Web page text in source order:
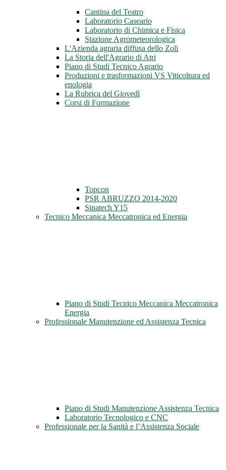
Cantina del Teatro
Laboratorio Caseario
Laboratorio di Chimica e Fisica
Stazione Agrometeorologica
L'Azienda agraria diffusa dello Zoli
La Storia dell'Agrario di Atri
Piano di Studi Tecnico Agrario
Produzioni e trasformazioni VS Viticoltura ed
enologia
La Rubrica del Giovedì
Corsi di Formazione
Topcon
PSR ABRUZZO 2014-2020
Sinatech Y15
Tecnico Meccanica Meccatronica ed Energia
Piano di Studi Tecnico Meccanica Meccatronica
Energia
Professionale Manutenzione ed Assistenza Tecnica
Piano di Studi Manutenzione Assistenza Tecnica
Laboratorio Tecnologico e CNC
Professionale per la Sanità e l’Assistenza Sociale